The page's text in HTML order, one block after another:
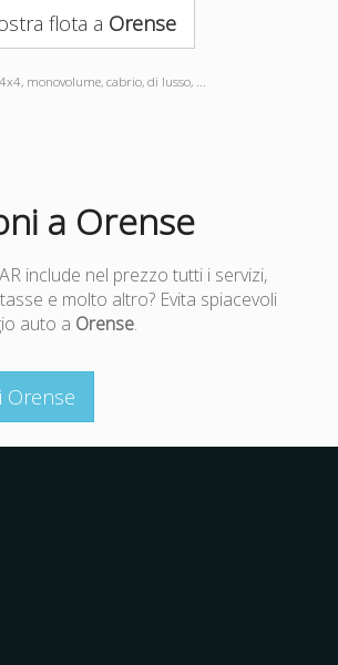
flota a Orense
monovolume, cabrio, di lusso, ...
a Orense
include nel prezzo tutti i servizi,
e molto altro? Evita spiacevoli
auto a Orense.
Orense